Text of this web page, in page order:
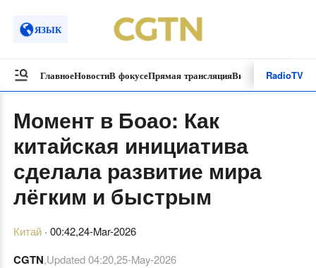
ЯЗЫК
ГлавноеНовостиВ фокусеПрямая трансляцияВидеоролики
RadioTV
Момент в Боао: Как
китайская инициатива
сделала развитие мира
лёгким и быстрым
Китай· 00:42,24-Mar-2026
CGTN,Updated04:20,25-May-2026